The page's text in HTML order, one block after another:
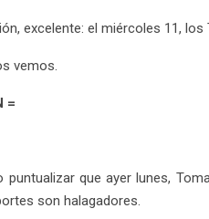
excelente: el miércoles 11,
vemos.
=
puntualizar que ayer lunes,
son halagadores.